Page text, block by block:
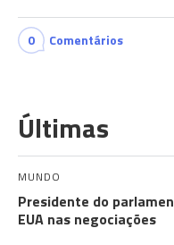
0 Comentários
Últimas
MUNDO
Presidente do
EUA nas negociações